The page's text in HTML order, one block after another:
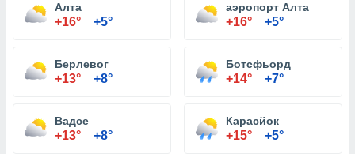
Алта
+16° +5°
аэропорт Алта
+16° +5°
Берлевог
+13° +8°
Ботсфьорд
+14° +7°
Вадсе
+13° +8°
Карасйок
+15° +5°